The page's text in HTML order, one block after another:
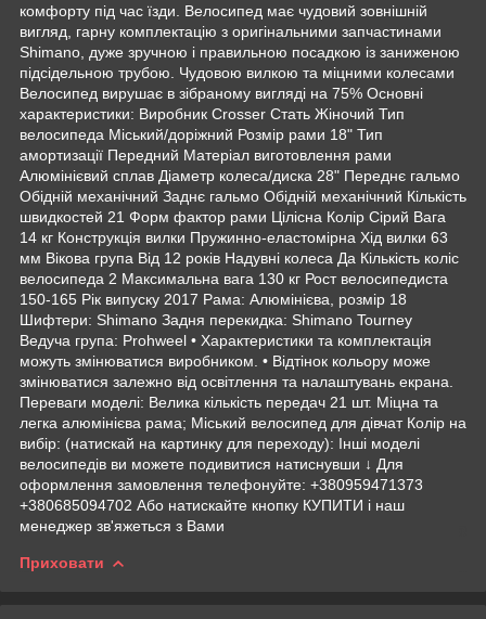
комфорту під час їзди. Велосипед має чудовий зовнішній
вигляд, гарну комплектацію з оригінальними запчастинами
Shimano, дуже зручною і правильною посадкою із заниженою
підсідельною трубою. Чудовою вилкою та міцними колесами
Велосипед вирушає в зібраному вигляді на 75% Основні
характеристики: Виробник Crosser Стать Жіночий Тип
велосипеда Міський/доріжний Розмір рами 18" Тип
амортизації Передний Матеріал виготовлення рами
Алюмінієвий сплав Діаметр колеса/диска 28" Переднє гальмо
Обідній механічний Заднє гальмо Обідній механічний Кількість
швидкостей 21 Форм фактор рами Цілісна Колір Сірий Вага
14 кг Конструкція вилки Пружинно-еластомірна Хід вилки 63
мм Вікова група Від 12 років Надувні колеса Да Кількість коліс
велосипеда 2 Максимальна вага 130 кг Рост велосипедиста
150-165 Рік випуску 2017 Рама: Алюмінієва, розмір 18
Шифтери: Shimano Задня перекидка: Shimano Tourney
Ведуча група: Prohweel • Характеристики та комплектація
можуть змінюватися виробником. • Відтінок кольору може
змінюватися залежно від освітлення та налаштувань екрана.
Переваги моделі: Велика кількість передач 21 шт. Міцна та
легка алюмінієва рама; Міський велосипед для дівчат Колір на
вибір: (натискай на картинку для переходу): Інші моделі
велосипедів ви можете подивитися натиснувши ↓ Для
оформлення замовлення телефонуйте: +380959471373
+380685094702 Або натискайте кнопку КУПИТИ і наш
менеджер зв'яжеться з Вами
Приховати